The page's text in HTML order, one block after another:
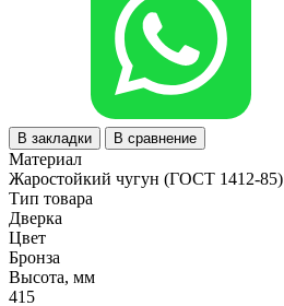
В закладки В сравнение
Материал
Жаростойкий чугун (ГОСТ 1412-85)
Тип товара
Дверка
Цвет
Бронза
Высота, мм
415